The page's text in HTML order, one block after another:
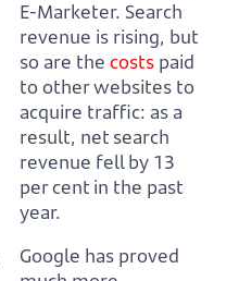
E-Marketer. Search
revenue is rising, but
so are the costs paid
to other websites to
acquire traffic: as a
result, net search
revenue fell by 13
per cent in the past
year.
Google has proved